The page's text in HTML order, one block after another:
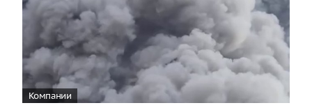
Компании